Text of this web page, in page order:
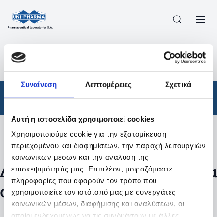
Συναίνεση Λεπτομέρειες Σχετικά
Αυτή η ιστοσελίδα χρησιμοποιεί cookies
Χρησιμοποιούμε cookie για την εξατομίκευση
περιεχομένου και διαφημίσεων, την παροχή λειτουργιών
κοινωνικών μέσων και την ανάλυση της
επισκεψιμότητάς μας. Επιπλέον, μοιραζόμαστε
πληροφορίες που αφορούν τον τρόπο που
χρησιμοποιείτε τον ιστότοπό μας με συνεργάτες
κοινωνικών μέσων, διαφήμισης και αναλύσεων, οι
οποίοι ενδεχομένως να τις συνδυάσουν με άλλες
ΠΡΟΪΟΝΤΑ
ΑΠΟΤΕΛΕΣΜΑΤΑ ΑΝΑΖΗΤΗΣΗΣ
Φάρμακα
Φίλτρα
Δεν βρέθηκαν προϊόντα με τα
συγκεκριμένα φίλτρα